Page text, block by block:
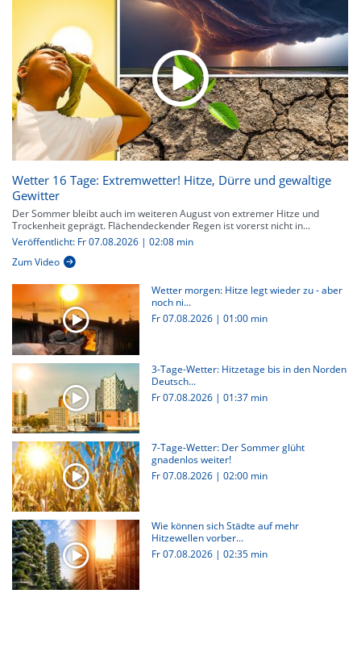
Wetter 16 Tage: Extremwetter! Hitze, Dürre und gewaltige
Gewitter
Der Sommer bleibt auch im weiteren August von extremer Hitze und
Trockenheit geprägt. Flächendeckender Regen ist vorerst nicht in...
Veröffentlicht: Fr 07.08.2026 | 02:08 min
Zum Video
Wetter morgen: Hitze legt wieder zu - aber
noch ni...
Fr 07.08.2026 | 01:00 min
3-Tage-Wetter: Hitzetage bis in den Norden
Deutsch...
Fr 07.08.2026 | 01:37 min
7-Tage-Wetter: Der Sommer glüht
gnadenlos weiter!
Fr 07.08.2026 | 02:00 min
Wie können sich Städte auf mehr
Hitzewellen vorber...
Fr 07.08.2026 | 02:35 min